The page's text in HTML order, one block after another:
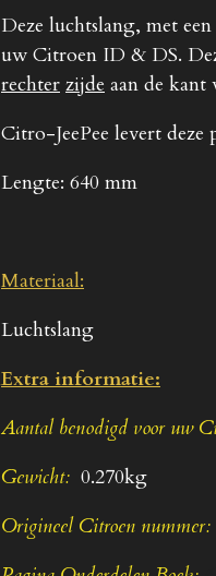
Deze luchtslang, met
uw Citroen ID & DS.
rechter zijde aan de kant
Citro-JeePee levert deze
Lengte: 640 mm
Materiaal:
Luchtslang
Extra informatie:
Aantal benodigd voor uw
Gewicht: 0.270kg
Origineel Citroen nummer: